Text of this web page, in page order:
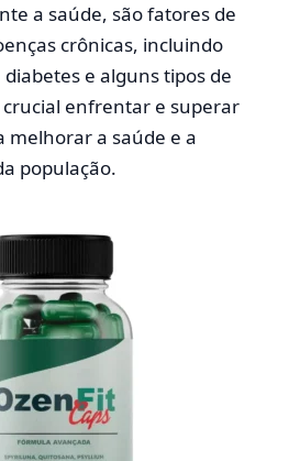
a saúde, são fatores de
crônicas, incluindo
e alguns tipos de
crucial enfrentar e superar
melhorar a saúde e a
população.